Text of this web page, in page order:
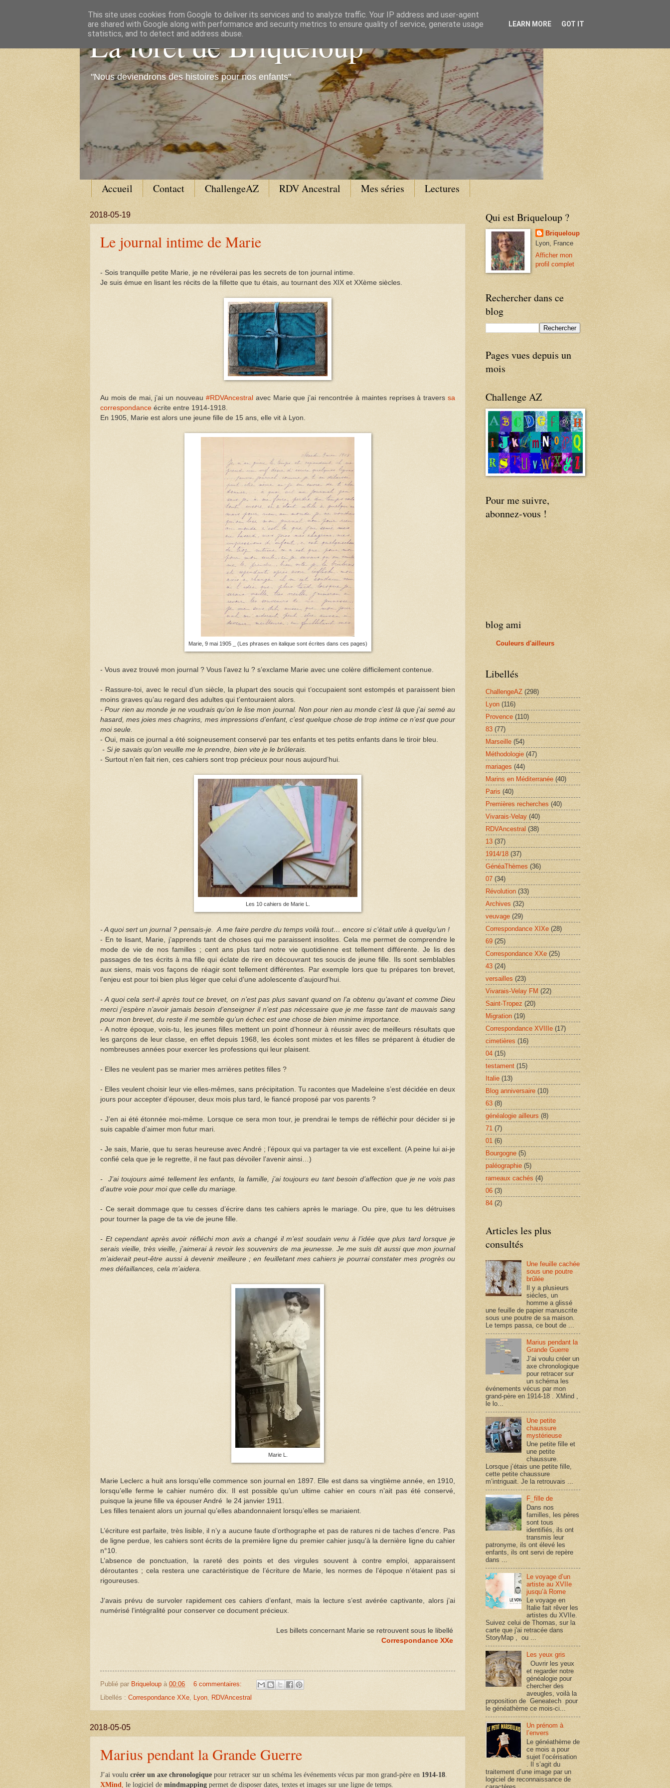
La forêt de Briqueloup
"Nous deviendrons des histoires pour nos enfants"
Accueil Contact ChallengeAZ RDV Ancestral Mes séries Lectures
2018-05-19
Le journal intime de Marie
- Sois tranquille petite Marie, je ne révélerai pas les secrets de ton journal intime.
Je suis émue en lisant les récits de la fillette que tu étais, au tournant des XIX et XXème siècles.
Au mois de mai, j’ai un nouveau #RDVAncestral avec Marieque j’ai rencontrée à maintes reprises à traverssa
correspondance écrite entre 1914-1918.
En 1905, Marie est alors une jeune fille de 15 ans, elle vit à Lyon.
Marie, 9 mai 1905 _ (Les phrases en italique sont écrites dans ces pages)
- Vous avez trouvé mon journal ? Vous l’avez lu ? s’exclame Marie avec une colère difficilement contenue.
- Rassure-toi, avec le recul d’un siècle, la plupart des soucis qui t’occupaient sont estompés et paraissent bien
moins graves qu’au regard des adultes qui t’entouraient alors.
- Pour rien au monde je ne voudrais qu’on le lise mon journal. Non pour rien au monde c’est là que j’ai semé au
hasard, mes joies mes chagrins, mes impressions d’enfant, c’est quelque chose de trop intime ce n’est que pour
moi seule.
- Oui, mais ce journal a été soigneusement conservé par tes enfants et tes petits enfants dans le tiroir bleu.
- Si je savais qu’on veuille me le prendre, bien vite je le brûlerais.
- Surtout n’en fait rien, ces cahiers sont trop précieux pour nous aujourd’hui.
Les 10 cahiers de Marie L.
- A quoi sert un journal ? pensais-je. A me faire perdre du temps voilà tout… encore si c’était utile à quelqu’un !
- En te lisant, Marie, j’apprends tant de choses qui me paraissent insolites. Cela me permet de comprendre le
mode de vie de nos familles ; cent ans plus tard notre vie quotidienne est tellement différente. Je lis des
passages de tes écrits à ma fille qui éclate de rire en découvrant tes soucis de jeune fille. Ils sont semblables
aux siens, mais vos façons de réagir sont tellement différentes. Par exemple lors que tu prépares ton brevet,
l’enjeu est pour toi bien plus léger que celui d’une adolescente d’aujourd’hui.
- A quoi cela sert-il après tout ce brevet, on n’est pas plus savant quand on l’a obtenu qu’avant et comme Dieu
merci j’espère n’avoir jamais besoin d’enseigner il n’est pas nécessaire que je me fasse tant de mauvais sang
pour mon brevet, du reste il me semble qu’un échec est une chose de bien minime importance.
- A notre époque, vois-tu, les jeunes filles mettent un point d’honneur à réussir avec de meilleurs résultats que
les garçons de leur classe, en effet depuis 1968, les écoles sont mixtes et les filles se préparent à étudier de
nombreuses années pour exercer les professions qui leur plaisent.
- Elles ne veulent pas se marier mes arrières petites filles ?
- Elles veulent choisir leur vie elles-mêmes, sans précipitation. Tu racontes que Madeleine s’est décidée en deux
jours pour accepter d’épouser, deux mois plus tard, le fiancé proposé par vos parents ?
- J’en ai été étonnée moi-même. Lorsque ce sera mon tour, je prendrai le temps de réfléchir pour décider si je
suis capable d’aimer mon futur mari.
- Je sais, Marie, que tu seras heureuse avec André ; l’époux qui va partager ta vie est excellent. (A peine lui ai-je
confié cela que je le regrette, il ne faut pas dévoiler l’avenir ainsi…)
- J’ai toujours aimé tellement les enfants, la famille, j’ai toujours eu tant besoin d’affection que je ne vois pas
d’autre voie pour moi que celle du mariage.
- Ce serait dommage que tu cesses d’écrire dans tes cahiers après le mariage. Ou pire, que tu les détruises
pour tourner la page de ta vie de jeune fille.
- Et cependant après avoir réfléchi mon avis a changé il m’est soudain venu à l’idée que plus tard lorsque je
serais vieille, très vieille, j’aimerai à revoir les souvenirs de ma jeunesse. Je me suis dit aussi que mon journal
m’aiderait peut-être aussi à devenir meilleure ; en feuilletant mes cahiers je pourrai constater mes progrès ou
mes défaillances, cela m’aidera.
Marie L.
Marie Leclerc a huit ans lorsqu’elle commence son journal en 1897. Elle est dans sa vingtième année, en 1910,
lorsqu’elle ferme le cahier numéro dix. Il est possible qu’un ultime cahier en cours n’ait pas été conservé,
puisque la jeune fille va épouser André le 24 janvier 1911.
Les filles tenaient alors un journal qu’elles abandonnaient lorsqu’elles se mariaient.
L’écriture est parfaite, très lisible, il n’y a aucune faute d’orthographe et pas de ratures ni de taches d’encre. Pas
de ligne perdue, les cahiers sont écrits de la première ligne du premier cahier jusqu'à la dernière ligne du cahier
n°10.
L’absence de ponctuation, la rareté des points et des virgules souvent à contre emploi, apparaissent
déroutantes ; cela restera une caractéristique de l’écriture de Marie, les normes de l’époque n’étaient pas si
rigoureuses.
J’avais prévu de survoler rapidement ces cahiers d’enfant, mais la lecture s’est avérée captivante, alors j’ai
numérisé l’intégralité pour conserver ce document précieux.
Les billets concernant Marie se retrouvent sous le libellé
Correspondance XXe
Publié par Briqueloup à 00:06
6 commentaires:
Libellés : Correspondance XXe Lyon RDVAncestral
2018-05-05
Marius pendant la Grande Guerre
J’ai voulu créer un axe chronologique pour retracer sur un schéma les événements vécus par mon grand-père en 1914-18.
XMind, le logiciel de mindmapping permet de disposer dates, textes et images sur une ligne de temps.
Qui est Briqueloup ?
Briqueloup
Lyon, France
Afficher mon
profil complet
Rechercher dans ce
blog
Pages vues depuis un
mois
Challenge AZ
Pour me suivre,
abonnez-vous !
blog ami
Couleurs d'ailleurs
Libellés
ChallengeAZ (298)
Lyon (116)
Provence (110)
83 (77)
Marseille (54)
Méthodologie (47)
mariages (44)
Marins en Méditerranée (40)
Paris (40)
Premières recherches (40)
Vivarais-Velay (40)
RDVAncestral (38)
13 (37)
1914/18 (37)
GénéaThèmes (36)
07 (34)
Révolution (33)
Archives (32)
veuvage (29)
Correspondance XIXe (28)
69 (25)
Correspondance XXe (25)
43 (24)
versailles (23)
Vivarais-Velay FM (22)
Saint-Tropez (20)
Migration (19)
Correspondance XVIIIe (17)
cimetières (16)
04 (15)
testament (15)
Italie (13)
Blog anniversaire (10)
63 (8)
généalogie ailleurs (8)
71 (7)
01 (6)
Bourgogne (5)
paléographie (5)
rameaux cachés (4)
06 (3)
84 (2)
Articles les plus
consultés
Une feuille cachée
sous une poutre
brûlée
Il y a plusieurs
siècles, un
homme a glissé
une feuille de papier manuscrite
sous une poutre de sa maison.
Le temps passa, ce bout de ...
Marius pendant la
Grande Guerre
J’ai voulu créer un
axe chronologique
pour retracer sur
un schéma les
événements vécus par mon
grand-père en 1914-18 . XMind ,
le lo...
Une petite
chaussure
mystérieuse
Une petite fille et
une petite
chaussure.
Lorsque j’étais une petite fille,
cette petite chaussure
m’intriguait. Je la retrouvais ...
F_fille de
Dans nos
familles, les pères
sont tous
identifiés, ils ont
transmis leur
patronyme, ils ont élevé les
enfants, ils ont servi de repère
dans ...
Le voyage d’un
artiste au XVIIe
jusqu’à Rome
Le voyage en
Italie fait rêver les
artistes du XVIIe.
Suivez celui de Thomas, sur la
carte que j'ai retracée dans
StoryMap , ou ...
Les yeux gris
Ouvrir les yeux
et regarder notre
généalogie pour
chercher des
aveugles, voilà la
proposition de Geneatech pour
le généathème ce mois-ci...
Un prénom à
l’envers
Le généathème de
ce mois a pour
sujet l’océrisation
. Il s’agit du
traitement d’une image par un
logiciel de reconnaissance de
This site uses cookies from Google to deliver its services and to analyze traffic. Your IP address and user-agent
are shared with Google along with performance and security metrics to ensure quality of service, generate usage
statistics, and to detect and address abuse.
LEARN MORE GOT IT